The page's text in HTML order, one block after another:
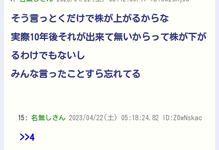
そう言っとくだけで株が上がるからな
実際10年後それが出来て無いからって株が下が
るわけでもないし
みんな言ったことすら忘れてる
15: 名無しさん 2023/04/22(土) 05:18:24.82 ID:Z0wNskac
>>4